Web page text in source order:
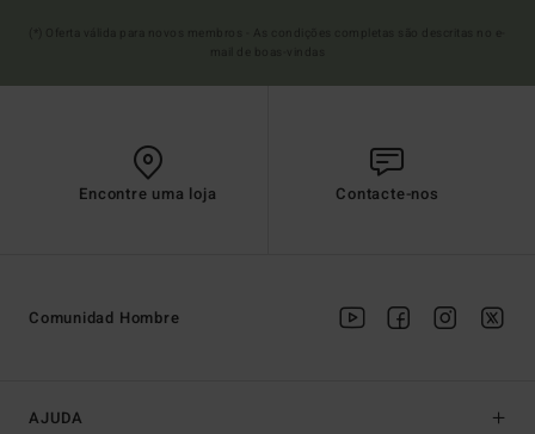
Encontre uma loja Contacte-nos
AJUDA
Comunidad Hombre